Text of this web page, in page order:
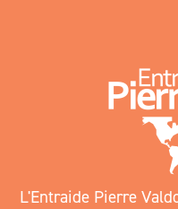
L'Entraide Pierre